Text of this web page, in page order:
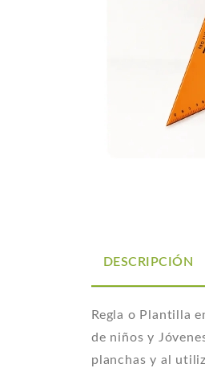
DESCRIPCIÓN
Regla o Plantilla
de niños y
planchas y al